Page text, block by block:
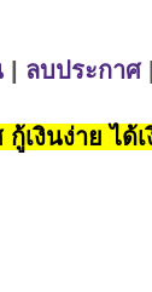
ลบประกาศ|
เงินง่าย ได้